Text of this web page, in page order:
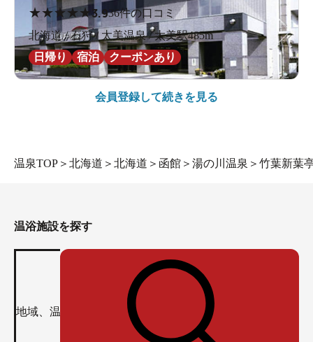
★★★★ ★3.936件の口コミ
北海道 / 石狩 / 太美温泉 / 太美駅485m
日帰り
宿泊 クーポンあり
会員登録して続きを見る
温泉TOP ＞ 北海道 ＞ 北海道 ＞ 函館 ＞ 湯の川温泉 ＞ 竹葉新葉
温浴施設を探す